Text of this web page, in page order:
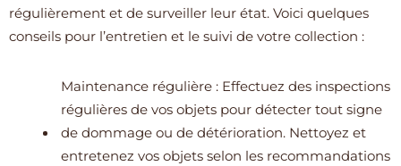
régulièrement et de surveiller leur état. Voici quelques
conseils pour l’entretien et le suivi de votre collection :
Maintenance régulière : Effectuez des inspections
régulières de vos objets pour détecter tout signe
de dommage ou de détérioration. Nettoyez et
entretenez vos objets selon les recommandations